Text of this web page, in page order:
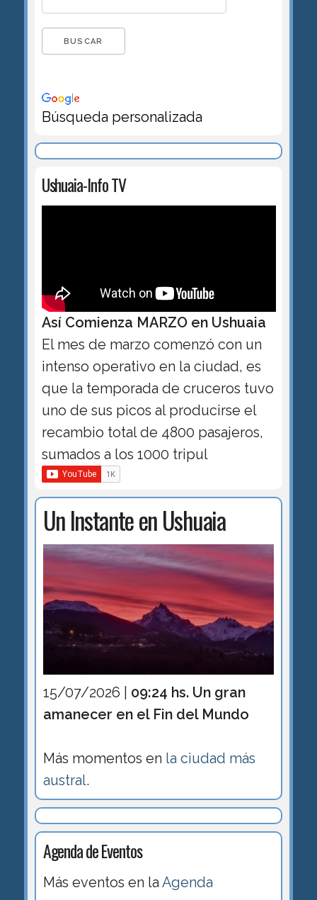
Búsqueda personalizada
Ushuaia-Info TV
Así Comienza MARZO en Ushuaia
El mes de marzo comenzó con un
intenso operativo en la ciudad, es
que la temporada de cruceros tuvo
uno de sus picos al producirse el
recambio total de 4800 pasajeros,
sumados a los 1000 tripul
Un Instante en Ushuaia
15/07/2026 | 09:24 hs. Un gran
amanecer en el Fin del Mundo
Más momentos en la ciudad más
austral.
Agenda de Eventos
Más eventos en la Agenda